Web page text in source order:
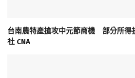
台南農特產搶攻中元節商機 部分所得
社 CNA